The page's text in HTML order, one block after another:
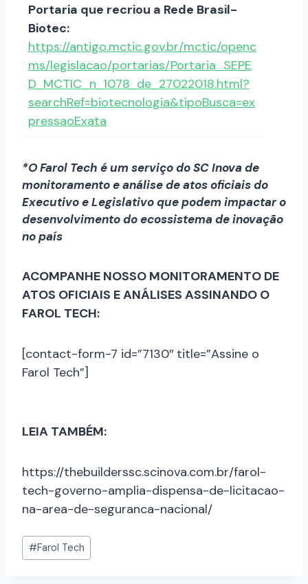
Portaria que recriou a Rede Brasil-
Biotec:
https://antigo.mctic.gov.br/mctic/openc
ms/legislacao/portarias/Portaria_SEPE
D_MCTIC_n_1078_de_27022018.html?
searchRef=biotecnologia&tipoBusca=ex
pressaoExata
*O Farol Tech é um serviço do SC Inova de
monitoramento e análise de atos oficiais do
Executivo e Legislativo que podem impactar o
desenvolvimento do ecossistema de inovação
no país
ACOMPANHE NOSSO MONITORAMENTO DE
ATOS OFICIAIS E ANÁLISES ASSINANDO O
FAROL TECH:
[contact-form-7 id=”7130″ title=”Assine o
Farol Tech”]
LEIA TAMBÉM:
https://thebuilderssc.scinova.com.br/farol-
tech-governo-amplia-dispensa-de-licitacao-
na-area-de-seguranca-nacional/
#Farol Tech